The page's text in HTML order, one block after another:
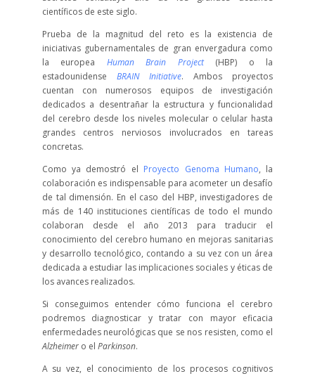
científicos de este siglo.
Prueba de la magnitud del reto es la existencia de
iniciativas gubernamentales de gran envergadura como
la europea Human Brain Project(HBP) o la
estadounidense BRAIN Initiative. Ambos proyectos
cuentan con numerosos equipos de investigación
dedicados a desentrañar la estructura y funcionalidad
del cerebro desde los niveles molecular o celular hasta
grandes centros nerviosos involucrados en tareas
concretas.
Como ya demostró el Proyecto Genoma Humano, la
colaboración es indispensable para acometer un desafío
de tal dimensión. En el caso del HBP, investigadores de
más de 140 instituciones científicas de todo el mundo
colaboran desde el año 2013 para traducir el
conocimiento del cerebro humano en mejoras sanitarias
y desarrollo tecnológico, contando a su vez con un área
dedicada a estudiar las implicaciones sociales y éticas de
los avances realizados.
Si conseguimos entender cómo funciona el cerebro
podremos diagnosticar y tratar con mayor eficacia
enfermedades neurológicas que se nos resisten, como el
Alzheimero el Parkinson.
A su vez, el conocimiento de los procesos cognitivos